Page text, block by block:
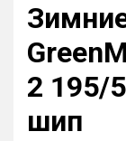
2 195/
шип